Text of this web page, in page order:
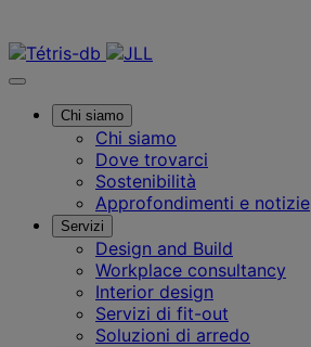
Chi siamo
Chi siamo
Dove trovarci
Sostenibilità
Approfondimenti e notizie
Servizi
Design and Build
Workplace consultancy
Interior design
Servizi di fit-out
Soluzioni di arredo